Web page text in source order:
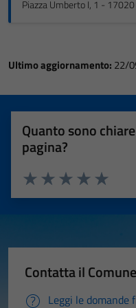
Piazza Umberto I, 1 - 17020
Ultimo aggiornamento: 22/
Quanto sono
pagina?
Valuta 5
Valuta 4
Valuta 3 stelle
Valuta 2 stelle su 5
Valuta 1 stelle su 5
Contatta il Comune
Leggi le domande